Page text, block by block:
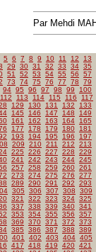
Par Mehdi
5 6 7 8 9 10 11 12
13
29 30 31 32 33 34 35
51 52 53 54 55 56
57
73 74 75 76 77 78
79
94 95 96 97 98 99
100
112 113 114 115 116
117
129 130 131 132
133
145 146 147 148
149
161 162 163 164
165
177 178 179 180
181
193 194 195 196
197
209 210 211 212
213
225 226 227 228
229
241 242 243 244 245
257 258 259 260 261
273 274 275 276
277
289 290 291 292
293
305 306 307 308
309
321 322 323 324 325
337 338 339 340 341
353 354 355 356
357
369 370 371 372
373
385 386 387 388
389
401 402 403 404 405
417 418 419 420 421